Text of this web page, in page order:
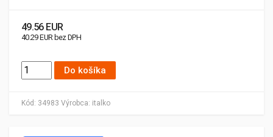
Kód: 34983 Výrobca: italko
49.56 EUR
40.29 EUR bez DPH
Do košíka